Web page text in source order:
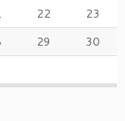
22
23
29
30